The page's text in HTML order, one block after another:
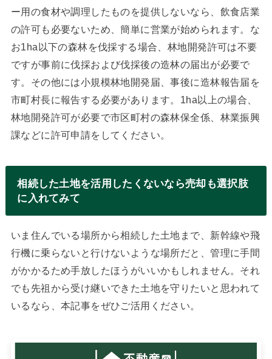
ー用の食材や調理したものを提供しないなら、飲食店業
の許可も必要ないため、簡単に営業が始められます。な
お1ha以下の森林を伐採する場合、林地開発許可は不要
ですが事前に伐採および伐採後の造林の届出が必要で
す。その他には小規模林地開発届、事後に造林報告届を
市町村長に報告する必要があります。1ha以上の場合、
林地開発許可が必要で市区町村の森林保全係、林業振興
課などに許可申請をしてください。
相続した土地を活用したくないなら売却も選択肢
に入れてみて
いま住んでいる場所から相続した土地まで、新幹線や飛
行機に乗らないと行けないような場所だと、管理に手間
がかかるため手放したほうがいいかもしれません。それ
でも先祖から受け継いできた土地を守りたいと思われて
いるなら、本記事をぜひご活用ください。